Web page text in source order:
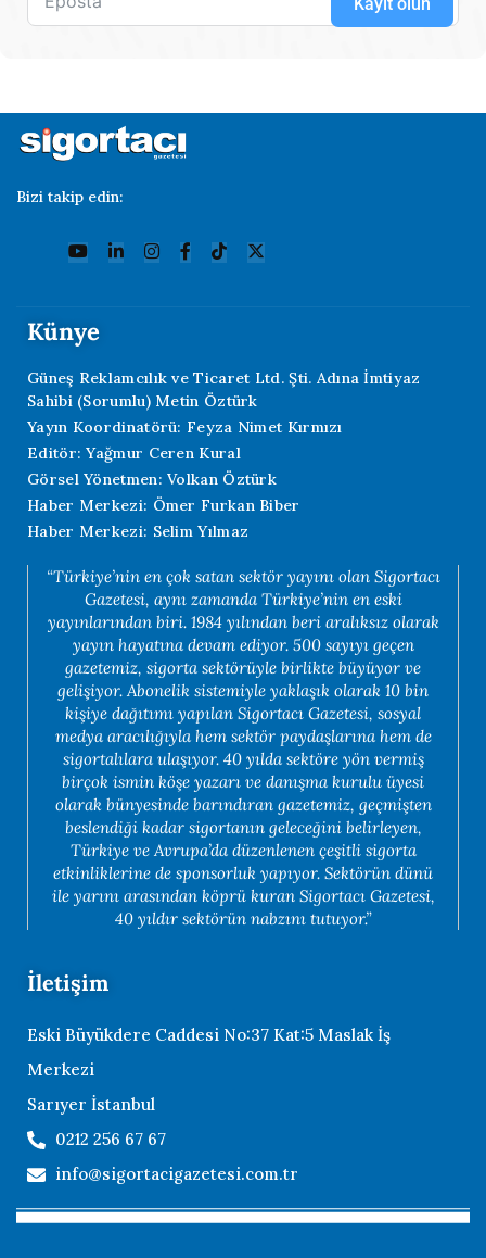
Bizi takip edin:
Künye
Güneş Reklamcılık ve Ticaret Ltd. Şti. Adına İmtiyaz
Sahibi (Sorumlu) Metin Öztürk
Yayın Koordinatörü: Feyza Nimet Kırmızı
Editör: Yağmur Ceren Kural
Görsel Yönetmen: Volkan Öztürk
Haber Merkezi: Ömer Furkan Biber
Haber Merkezi: Selim Yılmaz
“Türkiye’nin en çok satan sektör yayını olan Sigortacı
Gazetesi, aynı zamanda Türkiye’nin en eski
yayınlarından biri. 1984 yılından beri aralıksız olarak
yayın hayatına devam ediyor. 500 sayıyı geçen
gazetemiz, sigorta sektörüyle birlikte büyüyor ve
gelişiyor. Abonelik sistemiyle yaklaşık olarak 10 bin
kişiye dağıtımı yapılan Sigortacı Gazetesi, sosyal
medya aracılığıyla hem sektör paydaşlarına hem de
sigortalılara ulaşıyor. 40 yılda sektöre yön vermiş
birçok ismin köşe yazarı ve danışma kurulu üyesi
olarak bünyesinde barındıran gazetemiz, geçmişten
beslendiği kadar sigortanın geleceğini belirleyen,
Türkiye ve Avrupa’da düzenlenen çeşitli sigorta
etkinliklerine de sponsorluk yapıyor. Sektörün dünü
ile yarını arasından köprü kuran Sigortacı Gazetesi,
40 yıldır sektörün nabzını tutuyor.”
İletişim
Eski Büyükdere Caddesi No:37 Kat:5 Maslak İş
Merkezi
Sarıyer İstanbul
0212 256 67 67
info@sigortacigazetesi.com.tr